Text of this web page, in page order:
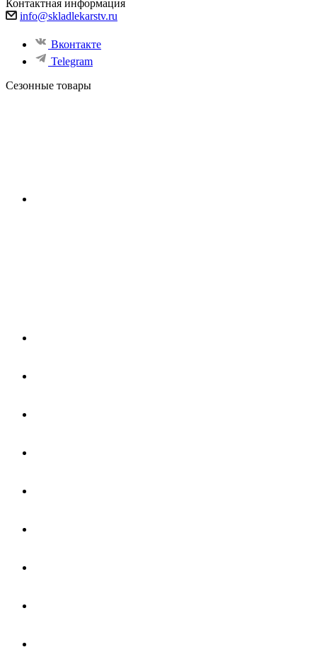
Контактная информация
info@skladlekarstv.ru
Вконтакте
Telegram
Сезонные товары